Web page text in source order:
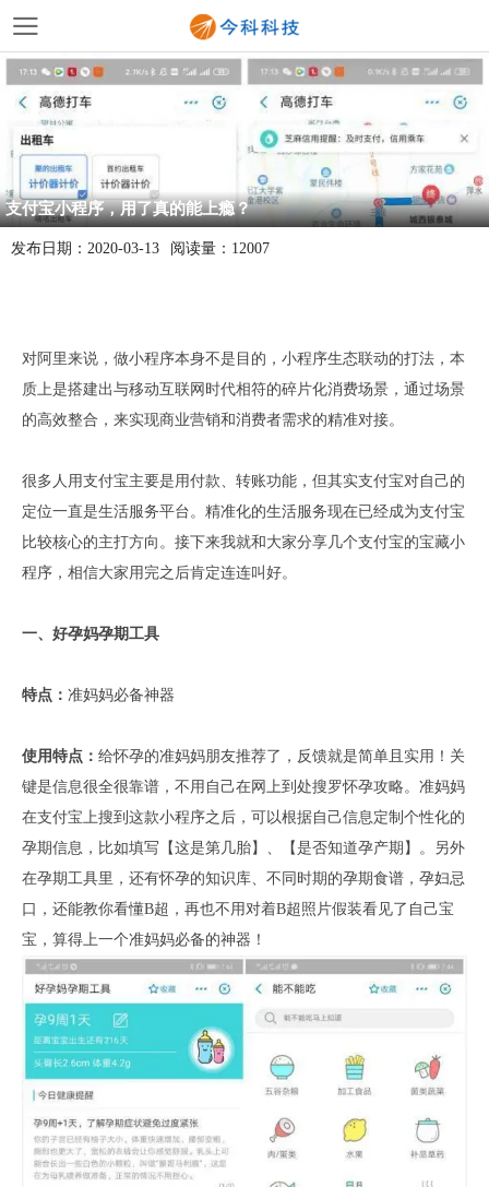
支付宝小程序，用了真的能上瘾？
发布日期： 2020-03-13 阅读量： 12007
对阿里来说，做小程序本身不是目的，小程序生态联动的打法，本
质上是搭建出与移动互联网时代相符的碎片化消费场景，通过场景
的高效整合，来实现商业营销和消费者需求的精准对接。
很多人用支付宝主要是用付款、转账功能，但其实支付宝对自己的
定位一直是生活服务平台。精准化的生活服务现在已经成为支付宝
比较核心的主打方向。接下来我就和大家分享几个支付宝的宝藏小
程序，相信大家用完之后肯定连连叫好。
一、好孕妈孕期工具
特点： 准妈妈必备神器
使用特点： 给怀孕的准妈妈朋友推荐了，反馈就是简单且实用！关
键是信息很全很靠谱，不用自己在网上到处搜罗怀孕攻略。准妈妈
在支付宝上搜到这款小程序之后，可以根据自己信息定制个性化的
孕期信息，比如填写【这是第几胎】、【是否知道孕产期】。另外
在孕期工具里，还有怀孕的知识库、不同时期的孕期食谱，孕妇忌
口，还能教你看懂B超，再也不用对着B超照片假装看见了自己宝
宝，算得上一个准妈妈必备的神器！